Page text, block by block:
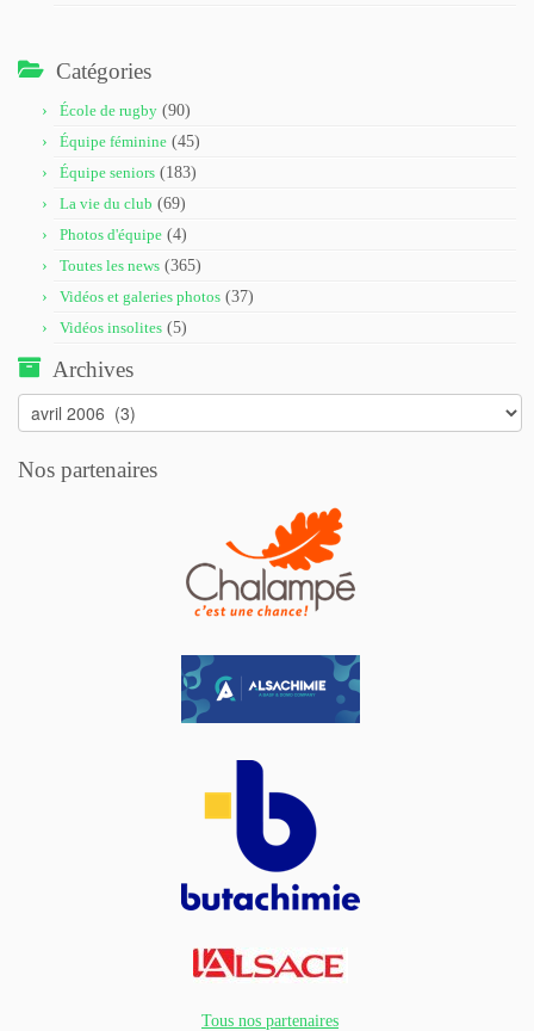
Catégories
École de rugby (90)
Équipe féminine (45)
Équipe seniors (183)
La vie du club (69)
Photos d'équipe (4)
Toutes les news (365)
Vidéos et galeries photos (37)
Vidéos insolites (5)
Archives
Archives
Nos partenaires
Tous nos partenaires